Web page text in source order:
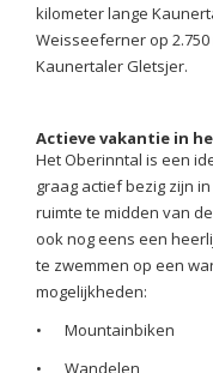
kilometer lange
Weisseeferner op
Kaunertaler Gletsjer.
Actieve vakantie in
Het Oberinntal is een
graag actief bezig zijn
ruimte te midden van
ook nog eens een
te zwemmen op een
mogelijkheden:
•
Mountainbiken
•
Wandelen